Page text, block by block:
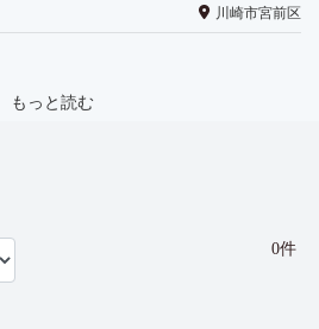
川崎市宮前区
もっと読む
0件